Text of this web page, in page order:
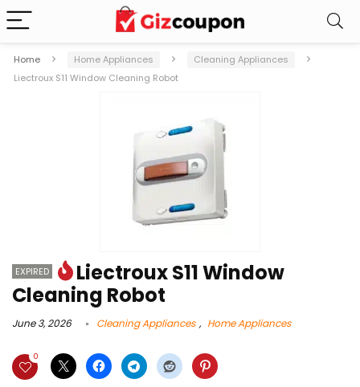
Home Home Appliances
Cleaning Appliances
Liectroux S11 Window Cleaning Robot
EXPIRED
Liectroux S11 Window
Cleaning Robot
June 3, 2026 Cleaning Appliances , Home Appliances
0